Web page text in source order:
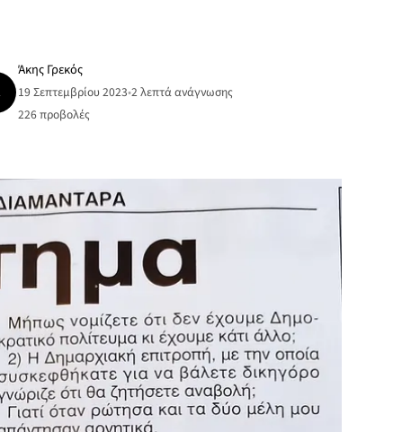
Άκης Γρεκός
19 Σεπτεμβρίου 2023•2 λεπτά ανάγνωσης
226προβολές